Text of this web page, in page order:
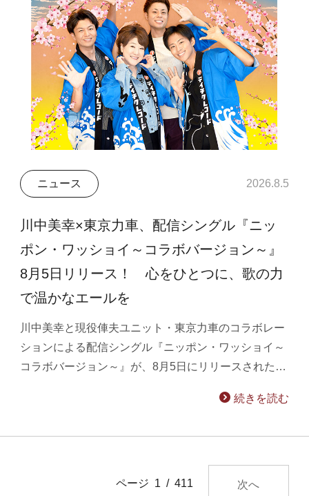
ニュース 2026.8.5
川中美幸×東京力車、配信シングル『ニッ
ポン・ワッショイ～コラボバージョン～』
8月5日リリース！ 心をひとつに、歌の力
で温かなエールを
川中美幸と現役俥夫ユニット・東京力車のコラボレー
ションによる配信シングル『ニッポン・ワッショイ～
コラボバージョン～』が、8月5日にリリースされた…
続きを読む
ページ 1 / 411 次へ